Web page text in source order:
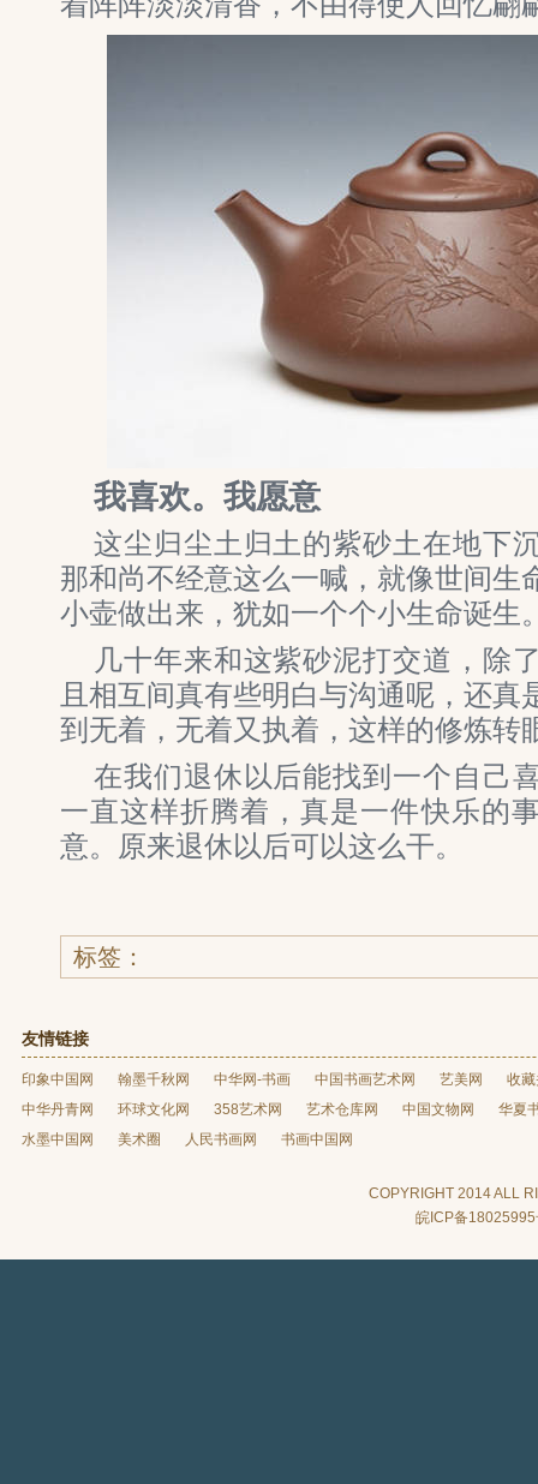
我喜欢。我愿意
这尘归尘土归土的紫砂土在地下
那和尚不经意这么一喊，就像世间生
小壶做出来，犹如一个个小生命诞生
几十年来和这紫砂泥打交道，除
且相互间真有些明白与沟通呢，还真
到无着，无着又执着，这样的修炼转
在我们退休以后能找到一个自己
一直这样折腾着，真是一件快乐的
意。原来退休以后可以这么干。
标签：
友情链接
印象中国网 翰墨千秋网 中华网-书画 中国书画艺术网 艺美网
收
中华丹青网
环球文化网 358艺术网 艺术仓库网 中国文物网
华夏
水墨中国网
美术圈 人民书画网 书画中国网
COPYRIGHT 2014 ALL
皖ICP备18025995